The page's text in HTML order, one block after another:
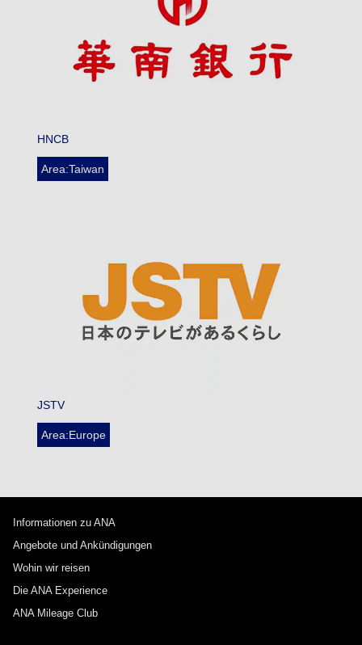
HNCB
Area:Taiwan
JSTV
Area:Europe
Informationen zu ANA
Angebote und Ankündigungen
Wohin wir reisen
Die ANA Experience
ANA Mileage Club